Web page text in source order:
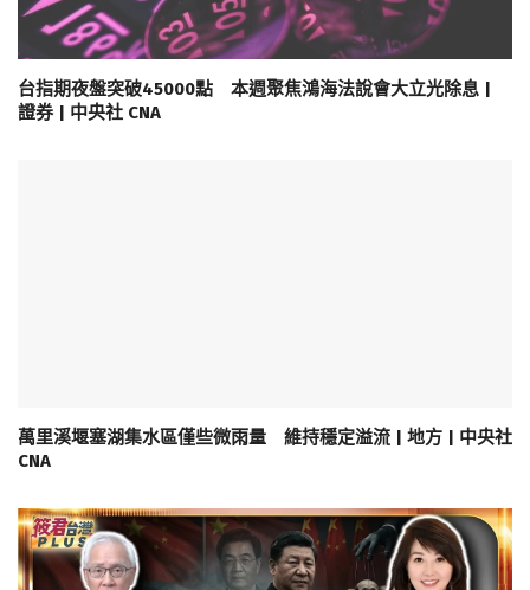
台指期夜盤突破45000點 本週聚焦鴻海法說會大立光除息 |
證券 | 中央社 CNA
萬里溪堰塞湖集水區僅些微雨量 維持穩定溢流 | 地方 | 中央社
CNA